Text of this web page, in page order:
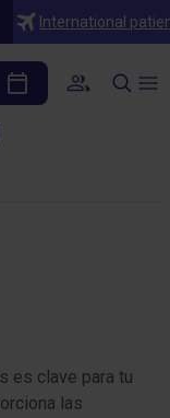
International
es clave para tu
las